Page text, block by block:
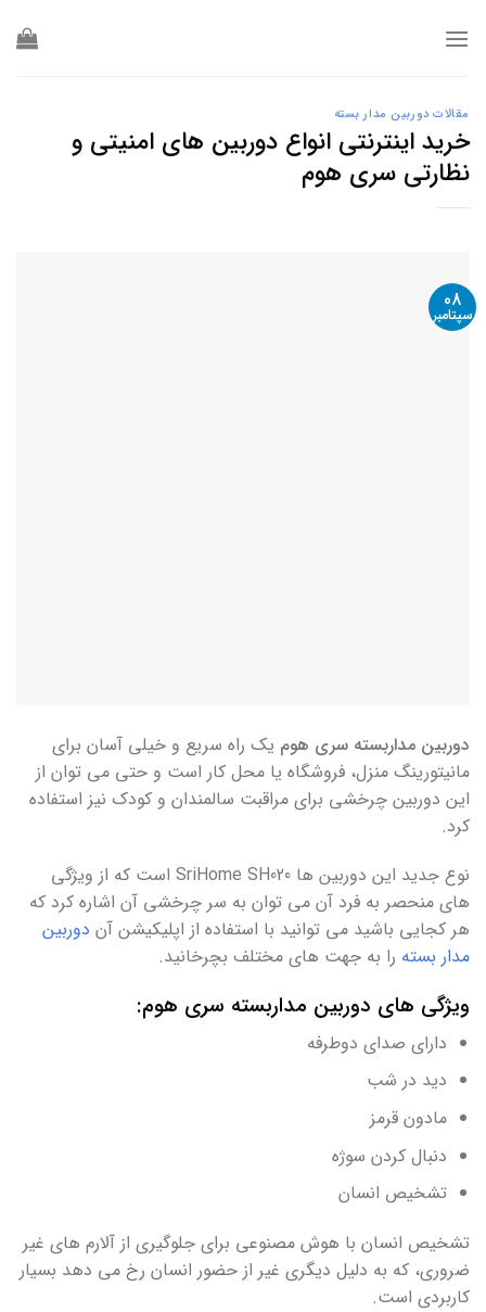
مقالات دوربین مدار بسته
خرید اینترنتی انواع دوربین های امنیتی و
نظارتی سری هوم
08
سپتامبر
دوربین مداربسته سری هوم یک راه سریع و خیلی آسان برای
مانیتورینگ منزل، فروشگاه یا محل کار است و حتی می توان از
این دوربین چرخشی برای مراقبت سالمندان و کودک نیز استفاده
کرد.
نوع جدید این دوربین ها SriHome SH020 است که از ویژگی
های منحصر به فرد آن می توان به سر چرخشی آن اشاره کرد که
هر کجایی باشید می توانید با استفاده از اپلیکیشن آن دوربین
مدار بسته را به جهت های مختلف بچرخانید.
ویژگی های دوربین مداربسته سری هوم:
دارای صدای دوطرفه
دید در شب
مادون قرمز
دنبال کردن سوژه
تشخیص انسان
تشخیص انسان با هوش مصنوعی برای جلوگیری از آلارم های غیر
ضروری، که به دلیل دیگری غیر از حضور انسان رخ می دهد بسیار
کاربردی است.